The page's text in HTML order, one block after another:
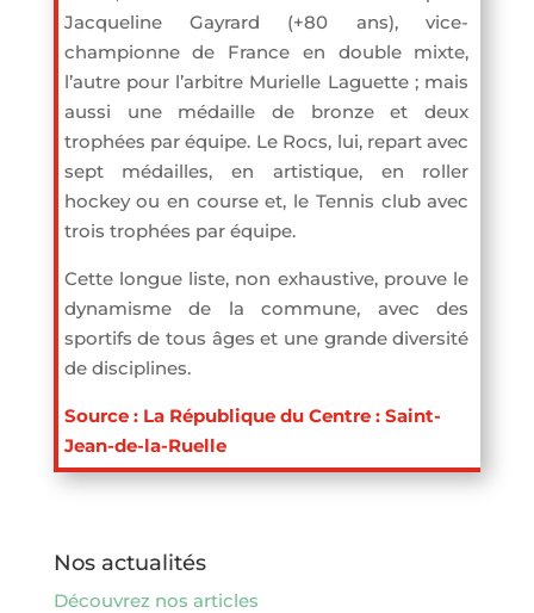
Jacqueline Gayrard (+80 ans), vice-
championne de France en double mixte,
l’autre pour l’arbitre Murielle Laguette ; mais
aussi une médaille de bronze et deux
trophées par équipe. Le Rocs, lui, repart avec
sept médailles, en artistique, en roller
hockey ou en course et, le Tennis club avec
trois trophées par équipe.
Cette longue liste, non exhaustive, prouve le
dynamisme de la commune, avec des
sportifs de tous âges et une grande diversité
de disciplines.
Source : La République du Centre : Saint-
Jean-de-la-Ruelle
Nos actualités
Découvrez nos articles